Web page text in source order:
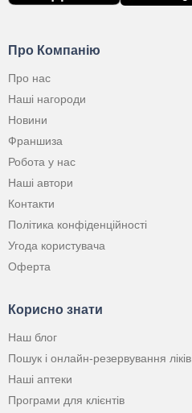
Про Компанію
Про нас
Наші нагороди
Новини
Франшиза
Робота у нас
Наші автори
Контакти
Політика конфіденційності
Угода користувача
Оферта
Корисно знати
Наш блог
Пошук і онлайн-резервування ліків
Наші аптеки
Програми для клієнтів